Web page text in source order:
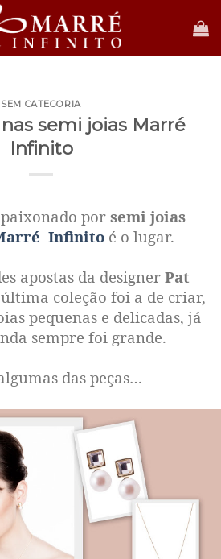
SEM CATEGORIA
semi joias Marré
Infinito
por semi joias
Infinitoé o lugar.
apostas da designer Pat
coleção foi a de criar,
pequenas e delicadas, já
sempre foi grande.
das peças…